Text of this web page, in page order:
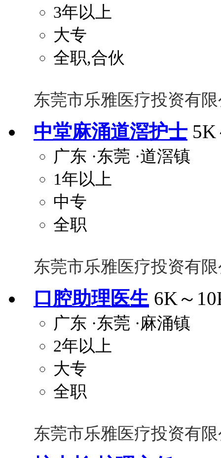
3年以上
大专
全职,合伙
东莞市乐雅医疗投资有
中堂麻涌道滘护士 5K
广东 ·东莞 ·道滘镇
1年以上
中专
全职
东莞市乐雅医疗投资有
口腔助理医生 6K～
广东 ·东莞 ·麻涌镇
2年以上
大专
全职
东莞市乐雅医疗投资有